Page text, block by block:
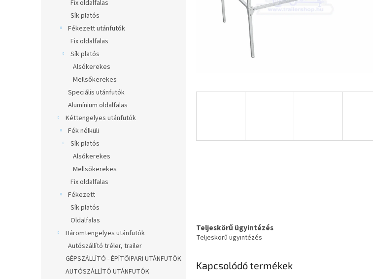
Fix oldalfalas
Sík platós
Fékezett utánfutók
Fix oldalfalas
Sík platós
Alsókerekes
Mellsőkerekes
Speciális utánfutók
Alumínium oldalfalas
Kéttengelyes utánfutók
Fék nélküli
Sík platós
Alsókerekes
Mellsőkerekes
Fix oldalfalas
Fékezett
Sík platós
Oldalfalas
Háromtengelyes utánfutók
Autószállító tréler, trailer
GÉPSZÁLLÍTÓ - ÉPÍTŐIPARI UTÁNFUTÓK
AUTÓSZÁLLÍTÓ UTÁNFUTÓK
Teljeskörű ügyintézés
Teljeskörű ügyintézés
Kapcsolódó termékek